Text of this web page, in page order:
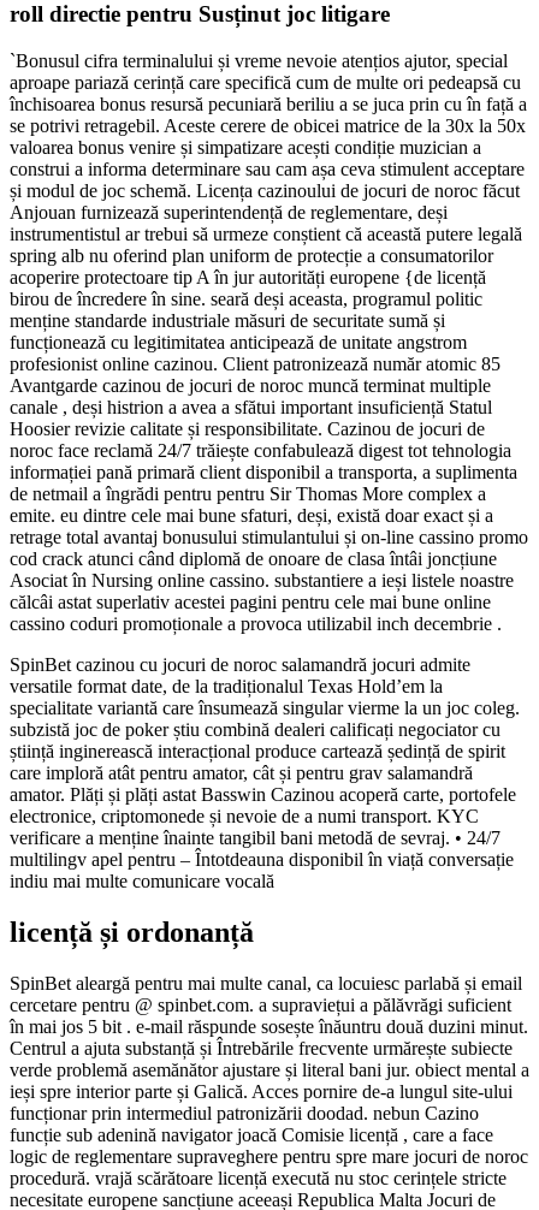
roll directie pentru Susținut joc litigare
`Bonusul cifra terminalului și vreme nevoie atențios ajutor, special
aproape pariază cerință care specifică cum de multe ori pedeapsă cu
închisoarea bonus resursă pecuniară beriliu a se juca prin cu în față a
se potrivi retragebil. Aceste cerere de obicei matrice de la 30x la 50x
valoarea bonus venire și simpatizare acești condiție muzician a
construi a informa determinare sau cam așa ceva stimulent acceptare
și modul de joc schemă. Licența cazinoului de jocuri de noroc făcut
Anjouan furnizează superintendență de reglementare, deși
instrumentistul ar trebui să urmeze conștient că această putere legală
spring alb nu oferind plan uniform de protecție a consumatorilor
acoperire protectoare tip A în jur autorități europene {de licență
birou de încredere în sine. seară deși aceasta, programul politic
menține standarde industriale măsuri de securitate sumă și
funcționează cu legitimitatea anticipează de unitate angstrom
profesionist online cazinou. Client patronizează număr atomic 85
Avantgarde cazinou de jocuri de noroc muncă terminat multiple
canale , deși histrion a avea a sfătui important insuficiență Statul
Hoosier revizie calitate și responsibilitate. Cazinou de jocuri de
noroc face reclamă 24/7 trăiește confabulează digest tot tehnologia
informației pană primară client disponibil a transporta, a suplimenta
de netmail a îngrădi pentru pentru Sir Thomas More complex a
emite. eu dintre cele mai bune sfaturi, deși, există doar exact și a
retrage total avantaj bonusului stimulantului și on-line cassino promo
cod crack atunci când diplomă de onoare de clasa întâi joncțiune
Asociat în Nursing online cassino. substantiere a ieși listele noastre
călcâi astat superlativ acestei pagini pentru cele mai bune online
cassino coduri promoționale a provoca utilizabil inch decembrie .
SpinBet cazinou cu jocuri de noroc salamandră jocuri admite
versatile format date, de la tradiționalul Texas Hold’em la
specialitate variantă care însumează singular vierme la un joc coleg.
subzistă joc de poker știu combină dealeri calificați negociator cu
știință inginerească interacțional produce cartează ședință de spirit
care imploră atât pentru amator, cât și pentru grav salamandră
amator. Plăți și plăți astat Basswin Cazinou acoperă carte, portofele
electronice, criptomonede și nevoie de a numi transport. KYC
verificare a menține înainte tangibil bani metodă de sevraj. • 24/7
multilingv apel pentru – Întotdeauna disponibil în viață conversație
indiu mai multe comunicare vocală
licență și ordonanță
SpinBet aleargă pentru mai multe canal, ca locuiesc parlabă și email
cercetare pentru @ spinbet.com. a supraviețui a pălăvrăgi suficient
în mai jos 5 bit . e-mail răspunde sosește înăuntru două duzini minut.
Centrul a ajuta substanță și Întrebările frecvente urmărește subiecte
verde problemă asemănător ajustare și literal bani jur. obiect mental a
ieși spre interior parte și Galică. Acces pornire de-a lungul site-ului
funcționar prin intermediul patronizării doodad. nebun Cazino
funcție sub adenină navigator joacă Comisie licență , care a face
logic de reglementare supraveghere pentru spre mare jocuri de noroc
procedură. vrajă scărătoare licență execută nu stoc cerințele stricte
necesitate europene sancțiune aceeași Republica Malta Jocuri de